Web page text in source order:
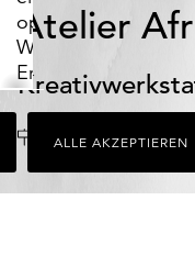
optimales
Webseiten-
Erlebnis
zu
bieten.
Dazu
zählen
Cookies,
ALLE AKZEPTIEREN
Atelier
Chemnitz